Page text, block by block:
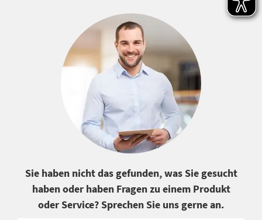
Sie haben nicht das gefunden, was Sie gesucht
haben oder haben Fragen zu einem Produkt
oder Service? Sprechen Sie uns gerne an.